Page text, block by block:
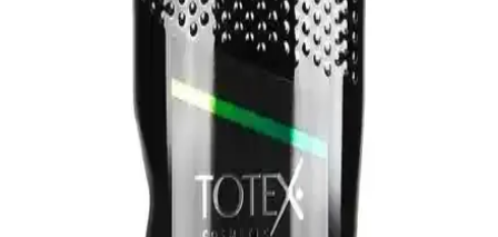
Erkekler için uzun süre etkili ve ferahlatıcı kolonya özellikleri,
kullanım önerileri ve saklama ipuçlarıyla günlük bakımınıza değer
Perfume Atelier Bergamot Tea 270 ML Eau de
Cologne Zarif ve Kalıcı Koku Deneyimi
Bergamot Tea, 270 ml şık tasarımı ve yüksek esans oranıyla ferah,
kalıcı ve sofistike bir koku sunar. Gün boyunca tazelik ve özgüven
sağlar, estetik şişe tasarımıyla dikkat çeker.